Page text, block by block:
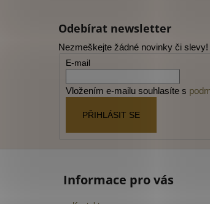
Odebírat newsletter
Nezmeškejte žádné novinky či slevy!
E-mail
Vložením e-mailu souhlasíte s
PŘIHLÁSIT SE
Informace pro vás